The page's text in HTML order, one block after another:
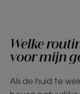
Welke
voor mijn
Als de huid te